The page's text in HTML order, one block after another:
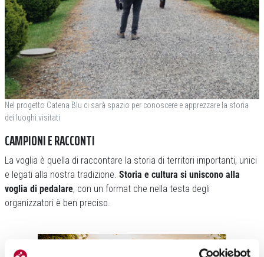
Nel progetto Catena Blu ci sarà spazio per conoscere e apprezzare la storia
dei luoghi visitati
CAMPIONI E RACCONTI
La voglia è quella di raccontare la storia di territori importanti, unici
e legati alla nostra tradizione. Storia e cultura si uniscono alla
voglia di pedalare, con un format che nella testa degli
organizzatori è ben preciso.